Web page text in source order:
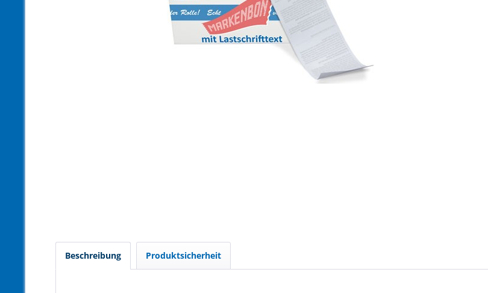
Beschreibung Produktsicherheit